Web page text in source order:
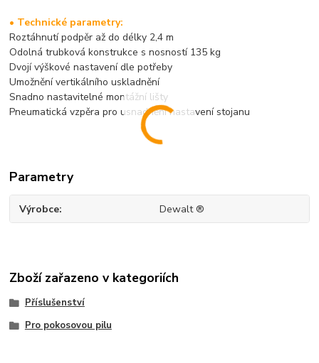
• Technické parametry:
Roztáhnutí podpěr až do délky 2,4 m
Odolná trubková konstrukce s nosností 135 kg
Dvojí výškové nastavení dle potřeby
Umožnění vertikálního uskladnění
Snadno nastavitelné montážní lišty
Pneumatická vzpěra pro usnadnění nastavení stojanu
Parametry
Výrobce Dewalt ®
Zboží zařazeno v kategoriích
Příslušenství
Pro pokosovou pilu